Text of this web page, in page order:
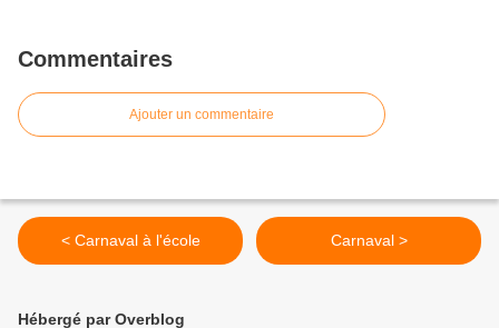
Commentaires
Ajouter un commentaire
< Carnaval à l'école Carnaval >
Hébergé par Overblog